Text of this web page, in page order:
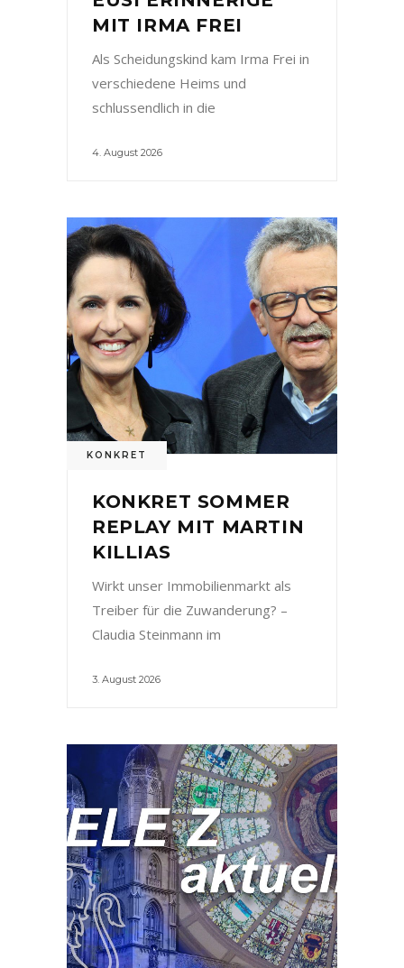
MIT IRMA FREI
Als Scheidungskind kam Irma Frei in
verschiedene Heims und
schlussendlich in die
4. August 2026
KONKRET
KONKRET SOMMER
REPLAY MIT MARTIN
KILLIAS
Wirkt unser Immobilienmarkt als
Treiber für die Zuwanderung? –
Claudia Steinmann im
3. August 2026